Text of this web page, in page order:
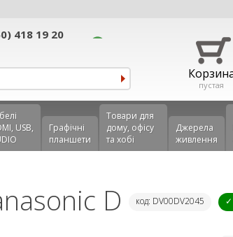
418 19 20
пустая
USB,
Графічні
планшети
Товари для
дому, офісу
та хобі
Джерела
живлення
D код: DV00DV2045